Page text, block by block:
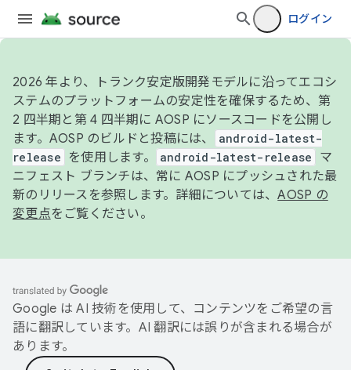
ログイン
2026 年より、トランク安定版開発モデルに沿ってエコシ
ステムのプラットフォームの安定性を確保するため、第
2 四半期と第 4 四半期に AOSP にソースコードを公開し
ます。AOSP のビルドと投稿には、
android-latest-
release
を使用します。 android-latest-release
マ
ニフェスト ブランチは、常に AOSP にプッシュされた最
新のリリースを参照します。詳細については、AOSP の
変更点をご覧ください。
Google は AI 技術を使用して、コンテンツをご希望の言
語に翻訳しています。AI 翻訳には誤りが含まれる場合が
あります。